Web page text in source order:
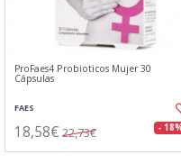
ProFaes4 Probioticos Mujer 30
Cápsulas
FAES
18,58€ 22,73€ -